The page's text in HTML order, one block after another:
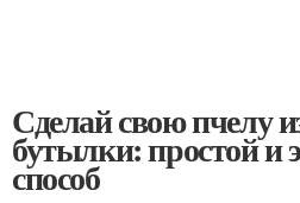
Сделай свою пчелу
бутылки: простой
способ